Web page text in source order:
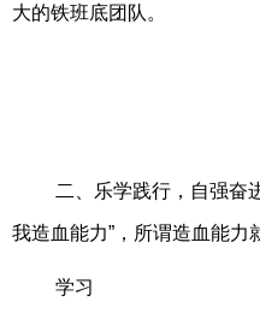
大的铁班底团队。
二、乐学践行，自强奋
我造血能力”，所谓造血能力
学习